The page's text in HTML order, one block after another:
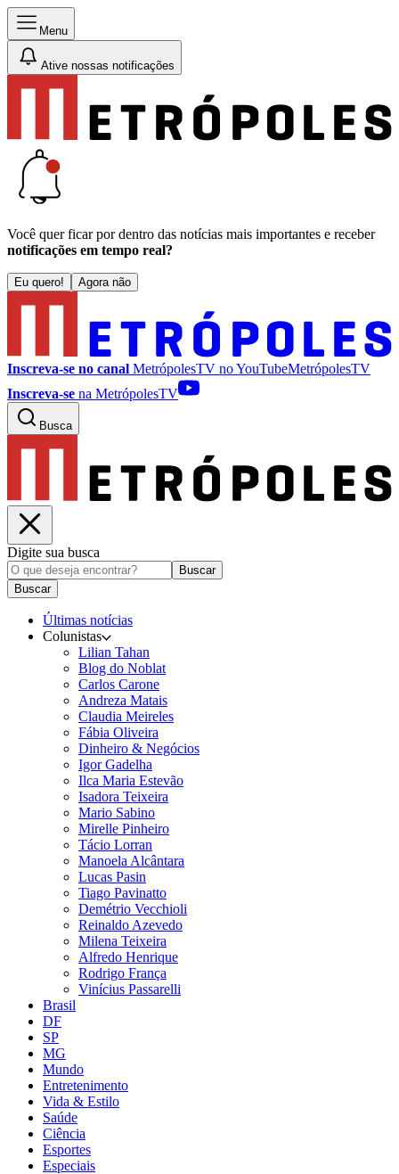
Menu
Ative nossas notificações
Você quer ficar por dentro das notícias mais importantes e receber
notificações em tempo real?
Eu quero! Agora não
Inscreva-se no canal MetrópolesTV noYouTubeMetrópolesTV
Inscreva-se na MetrópolesTV
Busca
Digite sua busca
Buscar
Buscar
Últimas notícias
Colunistas
Lilian Tahan
Blog do Noblat
Carlos Carone
Andreza Matais
Claudia Meireles
Fábia Oliveira
Dinheiro & Negócios
Igor Gadelha
Ilca Maria Estevão
Isadora Teixeira
Mario Sabino
Mirelle Pinheiro
Tácio Lorran
Manoela Alcântara
Lucas Pasin
Tiago Pavinatto
Demétrio Vecchioli
Reinaldo Azevedo
Milena Teixeira
Alfredo Henrique
Rodrigo França
Vinícius Passarelli
Brasil
DF
SP
MG
Mundo
Entretenimento
Vida & Estilo
Saúde
Ciência
Esportes
Especiais